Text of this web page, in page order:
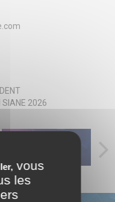
vous
les
SIANE 2026